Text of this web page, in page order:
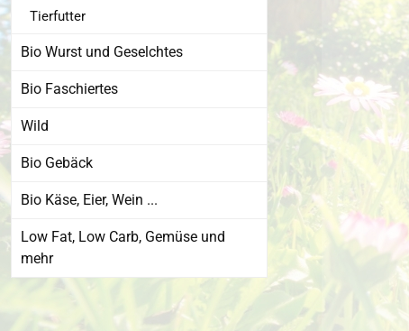
Tierfutter
Bio Wurst und Geselchtes
Bio Faschiertes
Wild
Bio Gebäck
Bio Käse, Eier, Wein ...
Low Fat, Low Carb, Gemüse und
mehr